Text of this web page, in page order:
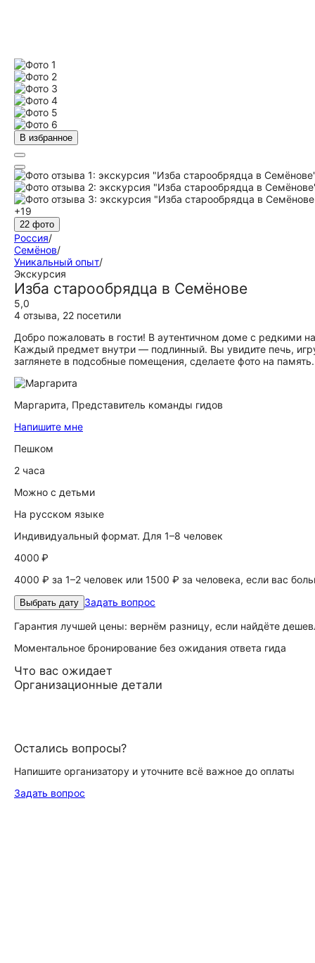
В избранное
+19
22 фото
Россия/
Семёнов/
Уникальный опыт/
Экскурсия
Изба старообрядца в Семёнове
5,0
4 отзыва, 22 посетили
Добро пожаловать в гости! В аутентичном доме с редкими
Каждый предмет внутри — подлинный. Вы увидите печь,
заглянете в подсобные помещения, сделаете фото на
Маргарита, Представитель команды гидов
Напишите мне
Пешком
2 часа
Можно с детьми
На русском языке
Индивидуальный формат. Для 1–8 человек
4000 ₽
4000 ₽ за 1–2 человек или 1500 ₽ за человека, если вас
Выбрать дату Задать вопрос
Гарантия лучшей цены: вернём разницу, если найдёте
Моментальное бронирование без ожидания ответа гида
Что вас ожидает
Организационные детали
Остались вопросы?
Напишите организатору и уточните всё важное до оплаты
Задать вопрос